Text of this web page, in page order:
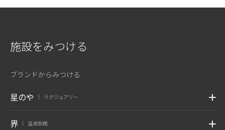
施設をみつける
ブランドからみつける
星のや ラグジュアリー
界 温泉旅館